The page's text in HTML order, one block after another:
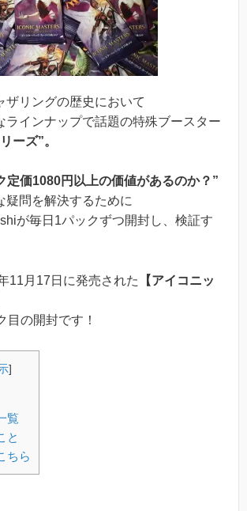
ザリングの歴史において
ラインナップで話題の特殊ブースター
ーズ”。
定価1080円以上の価値があるのか？”
疑問を解決するために
が毎日1パックずつ開封し、検証す
11月17日に発売された
【アイコニッ
目の開封です！
]
覧
と
ちら